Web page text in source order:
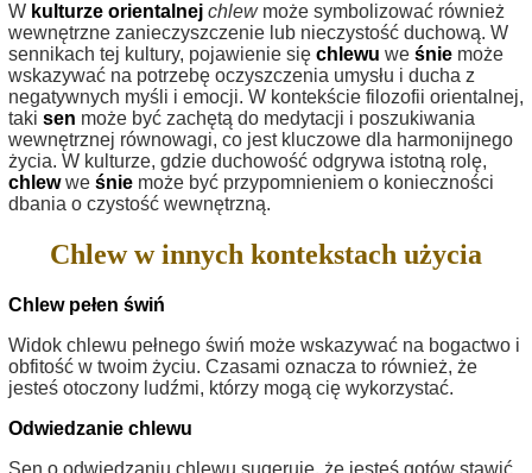
W kulturze orientalnej chlewmoże symbolizować również
wewnętrzne zanieczyszczenie lub nieczystość duchową. W
sennikach tej kultury, pojawienie się chlewu we śnie może
wskazywać na potrzebę oczyszczenia umysłu i ducha z
negatywnych myśli i emocji. W kontekście filozofii orientalnej,
taki sen może być zachętą do medytacji i poszukiwania
wewnętrznej równowagi, co jest kluczowe dla harmonijnego
życia. W kulturze, gdzie duchowość odgrywa istotną rolę,
chlewwe śnie może być przypomnieniem o konieczności
dbania o czystość wewnętrzną.
Chlew w innych kontekstach użycia
Chlew pełen świń
Widok chlewu pełnego świń może wskazywać na bogactwo i
obfitość w twoim życiu. Czasami oznacza to również, że
jesteś otoczony ludźmi, którzy mogą cię wykorzystać.
Odwiedzanie chlewu
Sen o odwiedzaniu chlewu sugeruje, że jesteś gotów stawić